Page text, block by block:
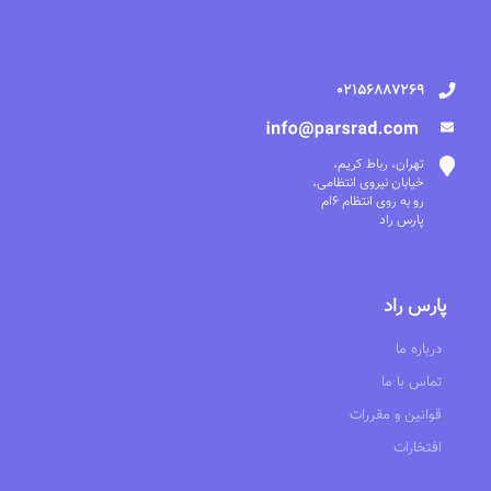
تهران، رباط کریم،
خیابان نیروی انتظامی،
رو به روی انتظام 6ام
پارس راد
پارس راد
درباره ما
تماس با ما
قوانین و مقررات
افتخارات